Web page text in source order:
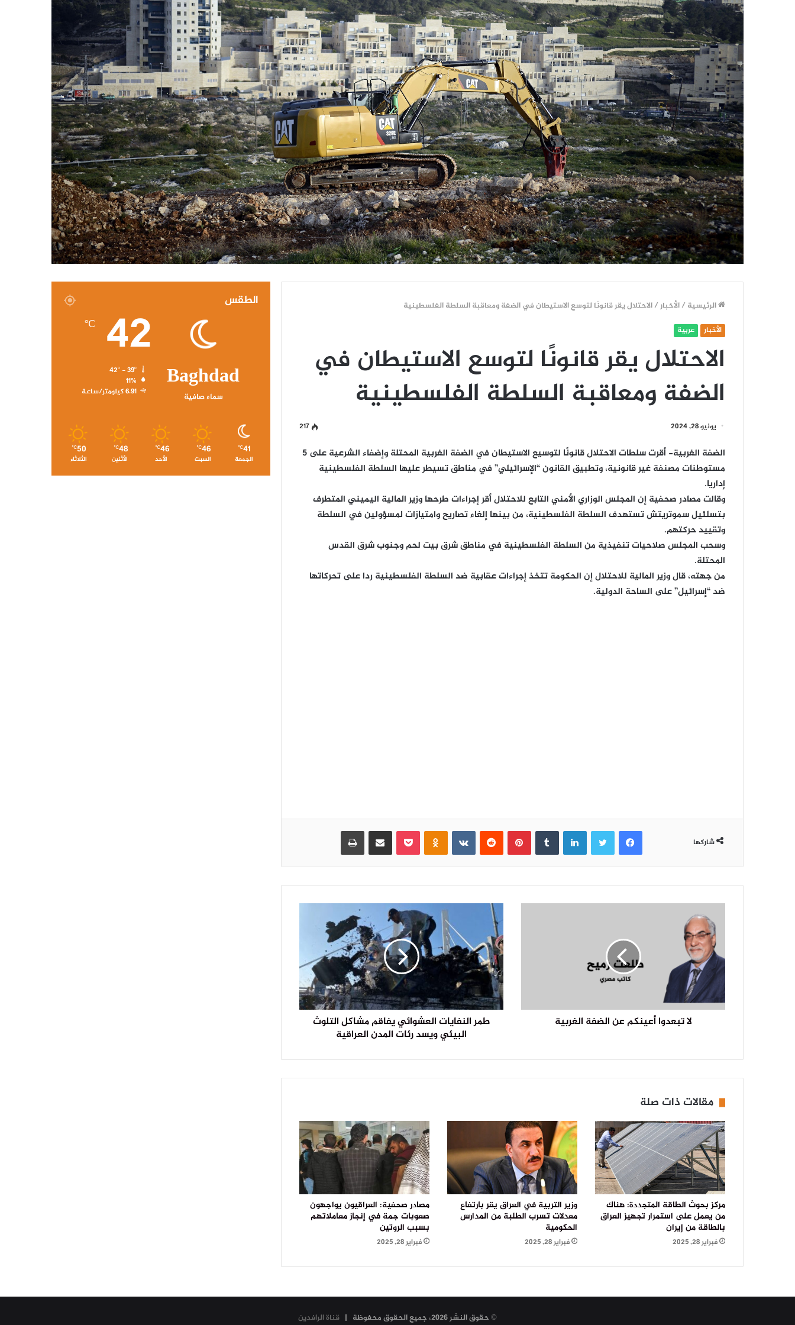
الرئيسية /الأخبار/الاحتلال يقر قانونًا لتوسع الاستيطان في الضفة ومعاقبة السلطة الفلسطينية
الأخبار عربية
الاحتلال يقر قانونًا لتوسع الاستيطان في
الضفة ومعاقبة السلطة الفلسطينية
يونيو 28, 2024 217
الضفة الغربية- أقرت سلطات الاحتلال قانونًا لتوسيع الاستيطان في الضفة الغربية المحتلة وإضفاء الشرعية على 5
مستوطنات مصنفة غير قانونية، وتطبيق القانون “الإسرائيلي” في مناطق تسيطر عليها السلطة الفلسطينية
إداريا.
وقالت مصادر صحفية إن المجلس الوزاري الأمني التابع للاحتلال أقر إجراءات طرحها وزير المالية اليميني المتطرف
بتسلئيل سموتريتش تستهدف السلطة الفلسطينية، من بينها إلغاء تصاريح وامتيازات لمسؤولين في السلطة
وتقييد حركتهم.
وسحب المجلس صلاحيات تنفيذية من السلطة الفلسطينية في مناطق شرق بيت لحم وجنوب شرق القدس
المحتلة.
من جهته، قال وزير المالية للاحتلال إن الحكومة تتخذ إجراءات عقابية ضد السلطة الفلسطينية ردا على تحركاتها
ضد “إسرائيل” على الساحة الدولية.
شاركها
فيسبوك لينكدإن بينتيريست بوكيت مشاركة عبر البريد
لا تبعدوا أعينكم عن الضفة الغربية
طمر النفايات العشوائي يفاقم مشاكل التلوث
البيئي ويسد رئات المدن العراقية
مقالات ذات صلة
مركز بحوث الطاقة المتجددة: هناك
من يعمل على استمرار تجهيز العراق
بالطاقة من إيران
فبراير 28, 2025
وزير التربية في العراق يقر بارتفاع
معدلات تسرب الطلبة من المدارس
الحكومية
فبراير 28, 2025
مصادر صحفية: العراقيون يواجهون
صعوبات جمة في إنجاز معاملاتهم
بسبب الروتين
فبراير 28, 2025
الطقس
Baghdad
سماء صافية
42
℃
11%
6.91 كيلومتر/ساعة
41
℃
الجمعة
46
℃
السبت
46
℃
الأحد
48
℃
الأثنين
50
℃
الثلاثاء
© حقوق النشر 2026، جميع الحقوق محفوظة | قناة الرافدين